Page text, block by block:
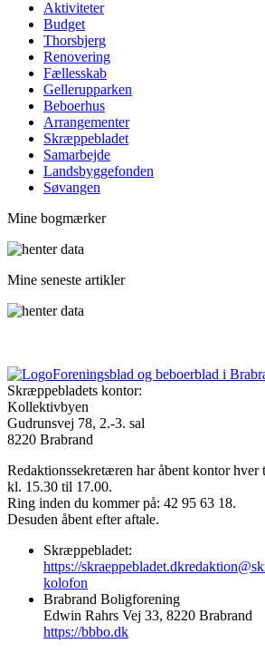
Aktiviteter
Budget
Thorsbjerg
Renove­ring
Fælles­skab
Gellerup­parken
Beboerhus
Arrangementer
Skræppe­bladet
Samarbejde
Landsbyggefonden
Søvangen
Mine bogmærker
Mine seneste artikler
Foreningsblad og beboerblad i
Skræppebladets kontor:
Kollektivbyen
Gudrunsvej 78, 2.-3. sal
8220 Brabrand
Redaktionssekretæren har åbent kontor hver
kl. 15.30 til 17.00.
Ring inden du kommer på: 42 95 63 18.
Desuden åbent efter aftale.
Skræppebladet:
https://skraeppebladet.dk
kolofon
Brabrand Boligforening
Edwin Rahrs Vej 33, 8220 Brabrand
https://bbbo.dk